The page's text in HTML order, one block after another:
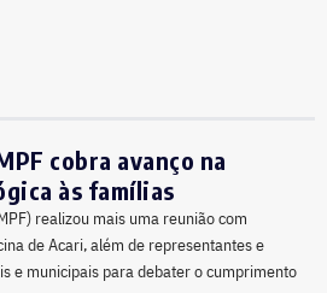
cobra avanço na
às famílias
realizou mais uma reunião com
de Acari, além de representantes e
e municipais para debater o cumprimento